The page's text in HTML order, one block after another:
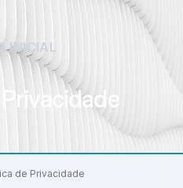
INICIAL
de Privacidade